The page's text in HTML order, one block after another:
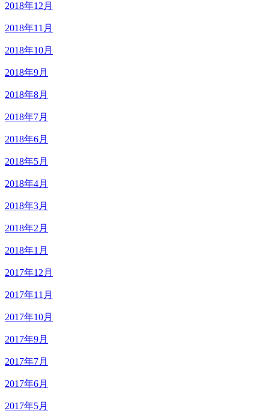
2018年12月
2018年11月
2018年10月
2018年9月
2018年8月
2018年7月
2018年6月
2018年5月
2018年4月
2018年3月
2018年2月
2018年1月
2017年12月
2017年11月
2017年10月
2017年9月
2017年7月
2017年6月
2017年5月